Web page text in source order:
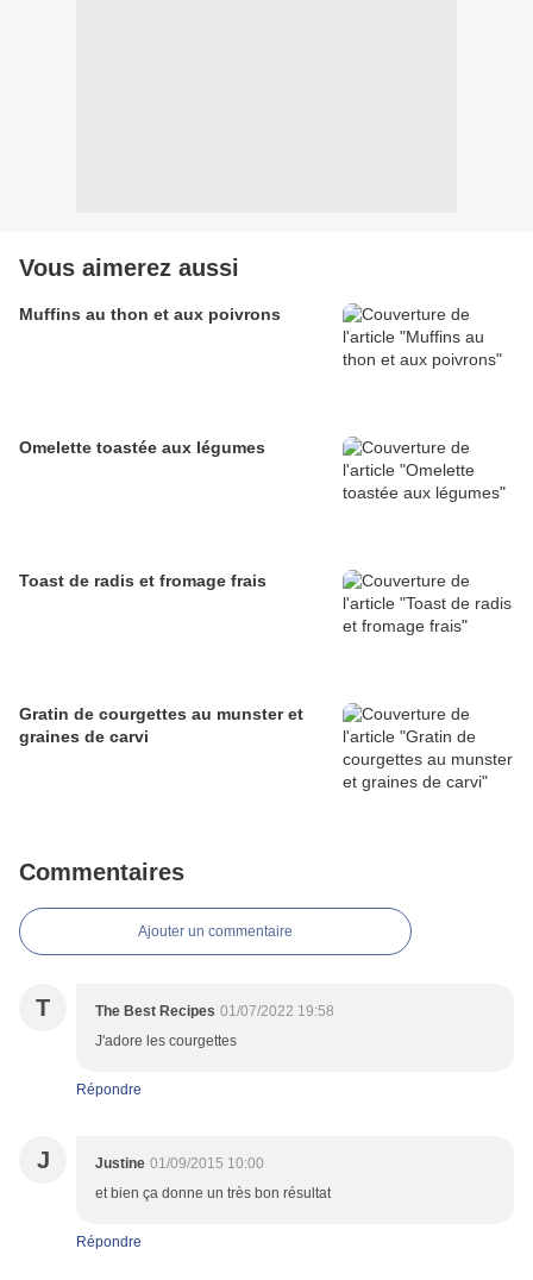
Vous aimerez aussi
Muffins au thon et aux poivrons
Omelette toastée aux légumes
Toast de radis et fromage frais
Gratin de courgettes au munster et
graines de carvi
Commentaires
Ajouter un commentaire
T The Best Recipes 01/07/2022 19:58
J'adore les courgettes
Répondre
J Justine 01/09/2015 10:00
et bien ça donne un très bon résultat
Répondre